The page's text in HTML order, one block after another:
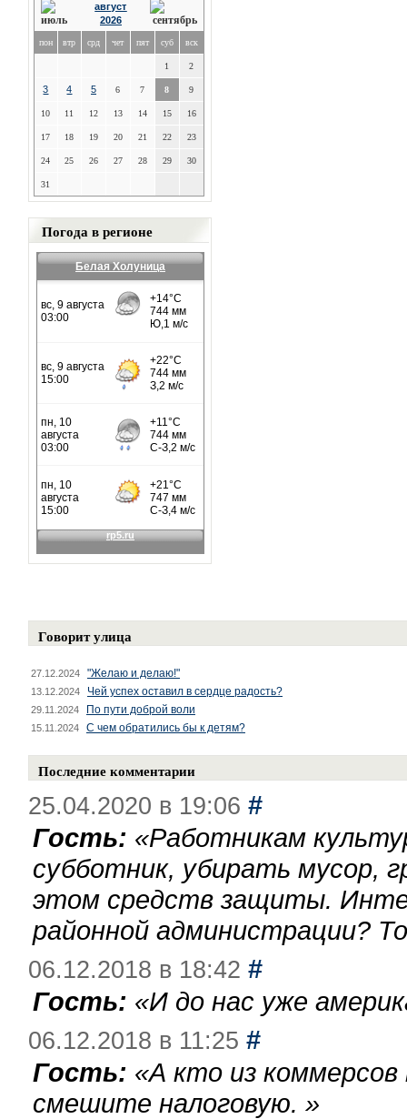
август
2026
пон втр срд чет пят суб вск
1 2
3 4 5 6 7 8 9
10 11 12 13 14 15 16
17 18 19 20 21 22 23
24 25 26 27 28 29 30
31
Погода в регионе
Белая Холуница
Говорит улица
27.12.2024 "Желаю и делаю!"
13.12.2024 Чей успех оставил в сердце радость?
29.11.2024 По пути доброй воли
15.11.2024 С чем обратились бы к детям?
Последние комментарии
25.04.2020 в 19:06 #
Гость: «Работникам
субботник, убирать мусор,
этом средств защиты.
районной администрации?
06.12.2018 в 18:42 #
Гость: «И до нас уже
06.12.2018 в 11:25 #
Гость: «А кто из
смешите налоговую. »